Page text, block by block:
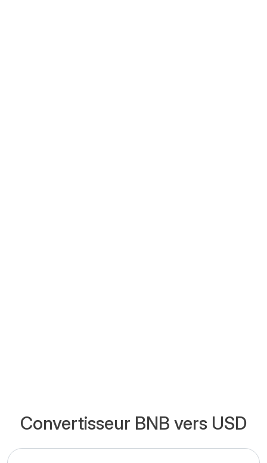
Convertisseur BNB vers USD